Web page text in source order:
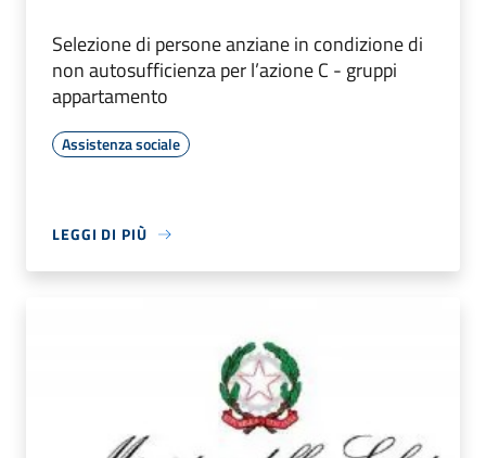
Selezione di persone anziane in condizione di
non autosufficienza per l’azione C - gruppi
appartamento
Assistenza sociale
LEGGI DI PIÙ